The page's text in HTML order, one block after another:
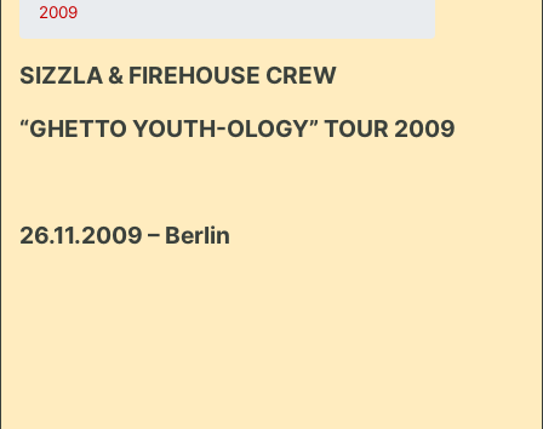
2009
SIZZLA & FIREHOUSE CREW
“GHETTO YOUTH-OLOGY” TOUR 2009
26.11.2009 – Berlin